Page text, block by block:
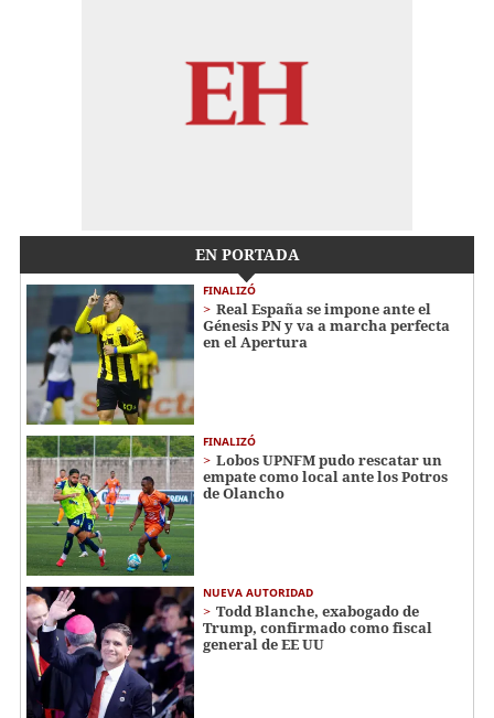
EN PORTADA
FINALIZÓ
Real España se impone ante el
Génesis PN y va a marcha perfecta
en el Apertura
FINALIZÓ
Lobos UPNFM pudo rescatar un
empate como local ante los Potros
de Olancho
NUEVA AUTORIDAD
Todd Blanche, exabogado de
Trump, confirmado como fiscal
general de EE UU